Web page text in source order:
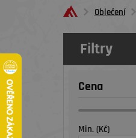
Oblečení
Filtry
Cena
Min. (Kč)